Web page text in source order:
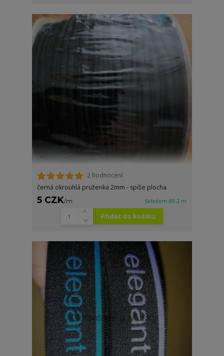
2 hodnocení
černá okrouhlá pruženka 2mm - spíše plocha
5 CZK/m Skladem 89.2 m
Přidat do košíku